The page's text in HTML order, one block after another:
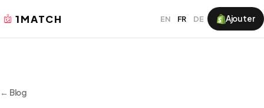
1MATCH EN FR DE Ajouter
← Blog